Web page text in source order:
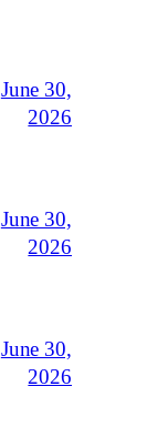
June 30,
2026
June 30,
2026
June 30,
2026